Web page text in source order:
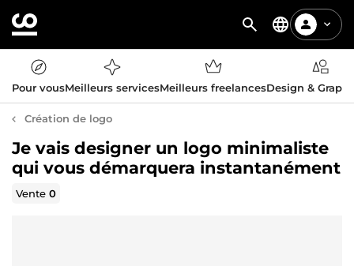
Pour vousMeilleurs servicesMeilleurs freelancesDesign &
Création de logo
Je vais designer un logo minimaliste
qui vous démarquera instantanément
Vente0